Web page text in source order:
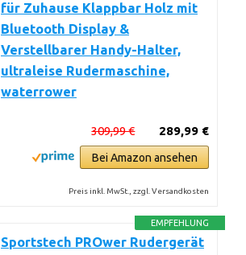
für Zuhause Klappbar Holz mit
Bluetooth Display &
Verstellbarer Handy-Halter,
ultraleise Rudermaschine,
waterrower
289,99 €
309,99 €
Bei Amazon ansehen
Preis inkl. MwSt., zzgl. Versandkosten
EMPFEHLUNG
Sportstech PROwer Rudergerät